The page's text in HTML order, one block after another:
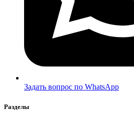
Задать вопрос по WhatsApp
Разделы